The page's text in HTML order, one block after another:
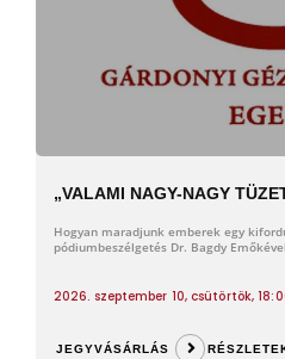
„VALAMI NAGY-NAGY
Hogyan maradjunk emberek egy
pódiumbeszélgetés Dr. Bagdy
2026. szeptember 10, csütörtök,
JEGYVÁSÁRLÁS